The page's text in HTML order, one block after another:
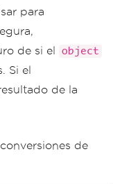
para
de si el
object
Si el
de la
de